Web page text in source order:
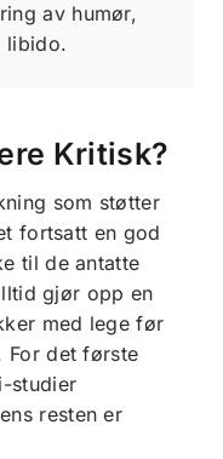
av humør,
libido.
Kritisk?
som støtter
fortsatt en god
til de antatte
gjør opp en
med lege før
For det første
studier
resten er